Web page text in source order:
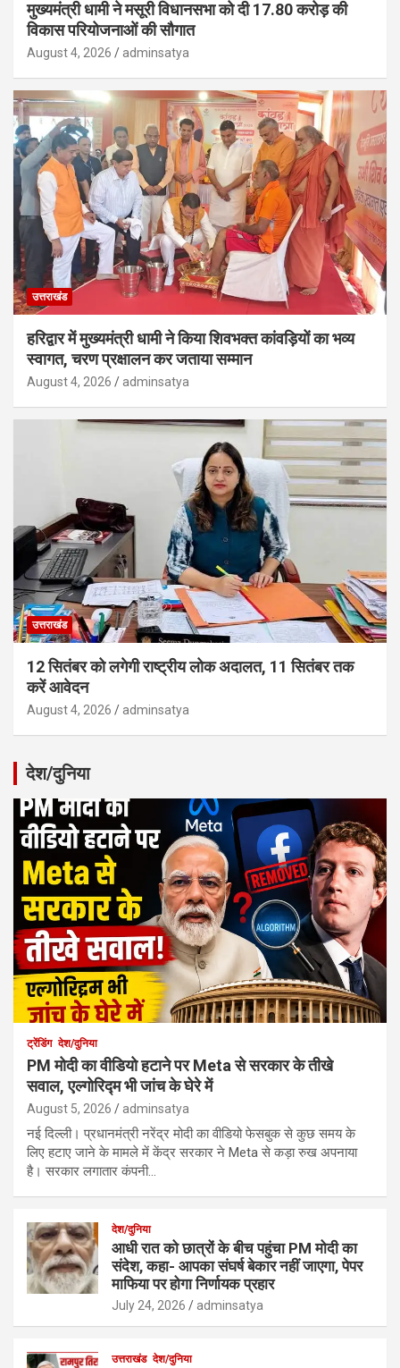
मुख्यमंत्री धामी ने मसूरी विधानसभा को दी 17.80 करोड़ की
विकास परियोजनाओं की सौगात
August 4, 2026 adminsatya
उत्तराखंड
हरिद्वार में मुख्यमंत्री धामी ने किया शिवभक्त कांवड़ियों का भव्य
स्वागत, चरण प्रक्षालन कर जताया सम्मान
August 4, 2026 adminsatya
उत्तराखंड
12 सितंबर को लगेगी राष्ट्रीय लोक अदालत, 11 सितंबर तक
करें आवेदन
August 4, 2026 adminsatya
देश/दुनिया
ट्रेंडिंग देश/दुनिया
PM मोदी का वीडियो हटाने पर Meta से सरकार के तीखे
सवाल, एल्गोरिद्म भी जांच के घेरे में
August 5, 2026 adminsatya
नई दिल्ली। प्रधानमंत्री नरेंद्र मोदी का वीडियो फेसबुक से कुछ समय के
लिए हटाए जाने के मामले में केंद्र सरकार ने Meta से कड़ा रुख अपनाया
है। सरकार लगातार कंपनी…
देश/दुनिया
आधी रात को छात्रों के बीच पहुंचा PM मोदी का
संदेश, कहा- आपका संघर्ष बेकार नहीं जाएगा, पेपर
माफिया पर होगा निर्णायक प्रहार
July 24, 2026 adminsatya
उत्तराखंड देश/दुनिया